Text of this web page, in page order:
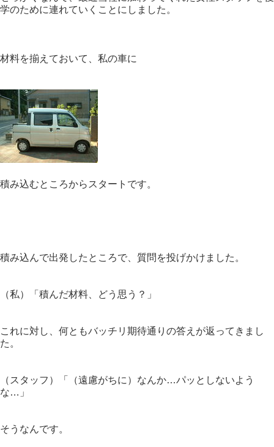
学のために連れていくことにしました。
材料を揃えておいて、私の車に
積み込むところからスタートです。
積み込んで出発したところで、質問を投げかけました。
（私）「積んだ材料、どう思う？」
これに対し、何ともバッチリ期待通りの答えが返ってきまし
た。
（スタッフ）「（遠慮がちに）なんか…パッとしないよう
な…」
そうなんです。